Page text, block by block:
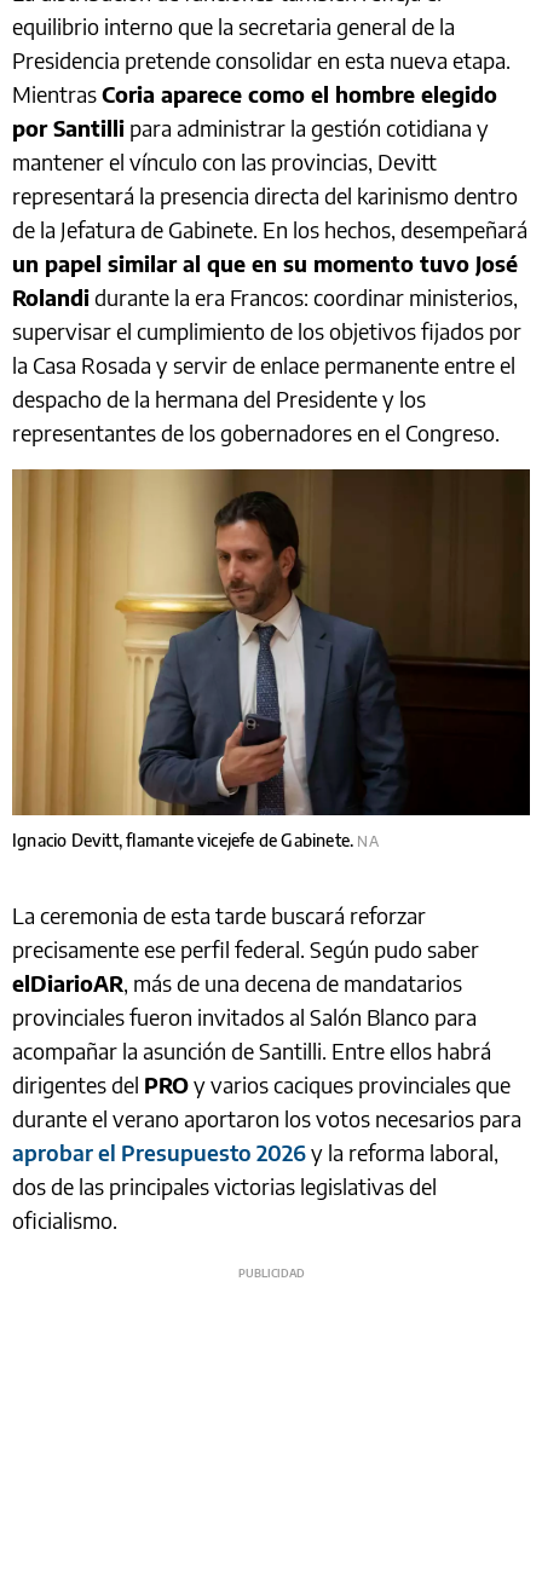
equilibrio interno que la secretaria general de la
Presidencia pretende consolidar en esta nueva etapa.
MientrasCoria aparece como el hombre elegido
por Santilli para administrar la gestión cotidiana y
mantener el vínculo con las provincias, Devitt
representará la presencia directa del karinismo dentro
de la Jefatura de Gabinete. En los hechos, desempeñará
un papel similar al que en su momento tuvo José
Rolandidurante la era Francos: coordinar ministerios,
supervisar el cumplimiento de los objetivos fijados por
la Casa Rosada y servir de enlace permanente entre el
despacho de la hermana del Presidente y los
representantes de los gobernadores en el Congreso.
Ignacio Devitt, flamante vicejefe de Gabinete. NA
La ceremonia de esta tarde buscará reforzar
precisamente ese perfil federal. Según pudo saber
elDiarioAR, más de una decena de mandatarios
provinciales fueron invitados al Salón Blanco para
acompañar la asunción de Santilli. Entre ellos habrá
dirigentes del PROy varios caciques provinciales que
durante el verano aportaron los votos necesarios para
aprobar el Presupuesto 2026y la reforma laboral,
dos de las principales victorias legislativas del
oficialismo.